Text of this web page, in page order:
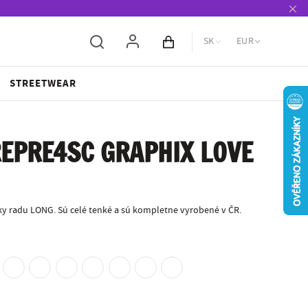
Obsah košíka
SK EUR
STREETWEAR
GRAPHIX LOVE
radu LONG. Sú celé tenké a sú kompletne vyrobené v ČR.